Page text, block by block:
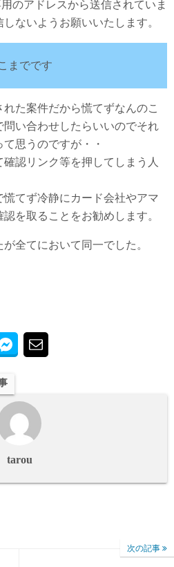
のアドレスから送信されていま
ないようお願いいたします。
までです
た案件だから慌てずなんのこ
い合わせしたらいいのでそれ
思うのですが・・
認リンク等を押してしまう人
てず冷静にカード会社やアマ
を取ることをお勧めします。
全てにおいて同一でした。
tarou
次の記事